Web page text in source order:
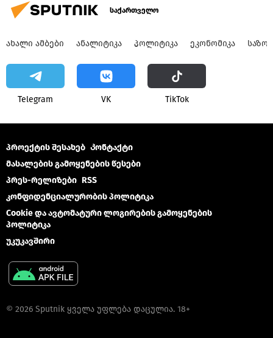
საქართველო
ᲐᲮᲐᲚᲘ ᲐᲛᲑᲔᲑᲘ ᲐᲜᲐᲚᲘᲢᲘᲙᲐ ᲞᲝᲚᲘᲢᲘᲙᲐ ᲔᲙᲝᲜᲝᲛᲘᲙᲐ
Telegram VK ТikТоk
პროექტის შესახებ Კონტაქტი
მასალების გამოყენების წესები
პრეს-რელიზები RSS
კონფიდენციალურობის პოლიტიკა
Cookie და ავტომატური ლოგირების გამოყენების
პოლიტიკა
უკუკავშირი
© 2026 Sputnik ყველა უფლება დაცულია. 18+